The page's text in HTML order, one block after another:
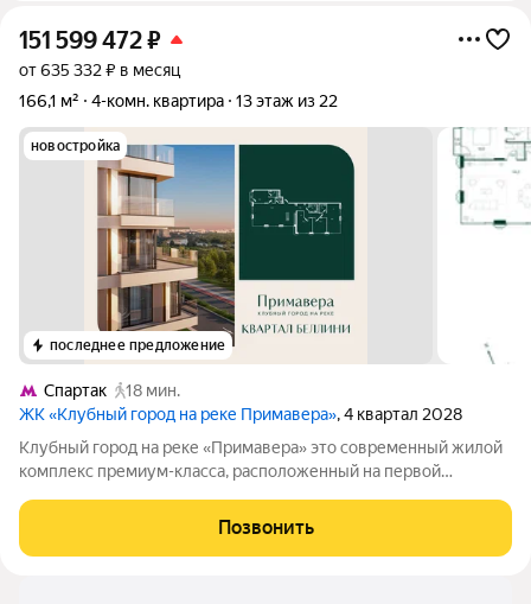
151 599 472₽
от 635 332 ₽ в месяц
166,1 м²
4-комн. квартира 13 этаж из 22
новостройка
последнее предложение
Спартак
18 мин.
ЖК «Клубный город на реке Примавера», 4 квартал 2028
Клубный город на реке «Примавера» это современный жилой
комплекс премиум-класса, расположенный на первой
Покровское-Стрешнево. Под панорамными окнами квартир
находится собственный экопарк с
Позвонить